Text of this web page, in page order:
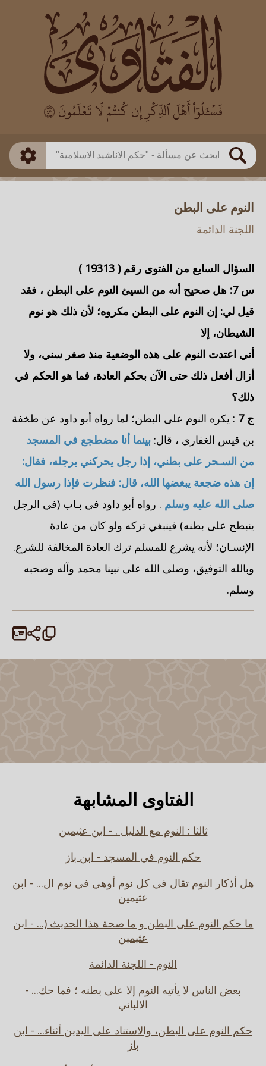
بحث
العالم
بن باز
بن العثيمين
اللجنة الدائمة
طريقة البحث
ذكي
النوم على البطن
اللجنة الدائمة
السؤال السابع من الفتوى رقم ( 19313
)
س 7: هل صحيح أنه من السيئ
النوم على البطن ، فقد
قيل لي: إن النوم على البطن مكروه؛ لأن ذلك هو نوم
الشيطان، إلا
أني اعتدت النوم على هذه الوضعية منذ صغر سني، ولا
أزال أفعل ذلك حتى الآن بحكم العادة، فما هو الحكم في
ذلك؟
ج 7
: يكره النوم على البطن؛ لما رواه أبو داود عن طخفة
بن قيس الغفاري ، قال: بينما أنا مضطجع في المسجد
من السـحر على بطني، إذا رجل يحركني برجله، فقال:
إن هذه ضجعة يبغضها الله، قال: فنظرت فإذا رسول الله
صلى الله عليه وسلم . رواه أبو داود في بـاب (في الرجل
ينبطح على بطنه) فينبغي تركه ولو كان من عادة
الإنسـان؛ لأنه يشرع للمسلم ترك العادة المخالفة للشرع.
وبالله التوفيق، وصلى الله على نبينا محمد وآله وصحبه
وسلم.
الفتاوى المشابهة
ثالثا : النوم مع الدليل . - ابن عثيمين
حكم النوم في المسجد - ابن باز
هل أذكار النوم تقال في كل نوم أوهي في نوم ال... - ابن
عثيمين
ما حكم النوم على البطن و ما صحة هذا الحديث (... - ابن
عثيمين
النوم - اللجنة الدائمة
بعض الناس لا يأتيه النوم إلا على بطنه ؛ فما حك... -
الالباني
حكم النوم على البطن، والاستناد على اليدين أثناء... - ابن
باز